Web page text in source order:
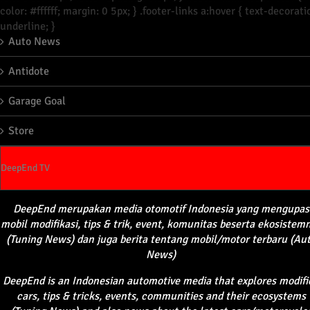
color: #ffffff; margin: 0 5px; } .footer-links a:hover { text-
underline; }
Auto News
Antidote
Garage Goal
Store
DeepEnd TV
DeepEnd merupakanmedia otomotifIndonesia yangmengupas
mobil modifikasi, tips & trik, event, komunitas beserta
(Tuning News) dan juga berita tentang mobil/motor terbaru
News)
DeepEndis an Indonesian automotive media that explores
cars, tips & tricks, events, communities and their ecosystems